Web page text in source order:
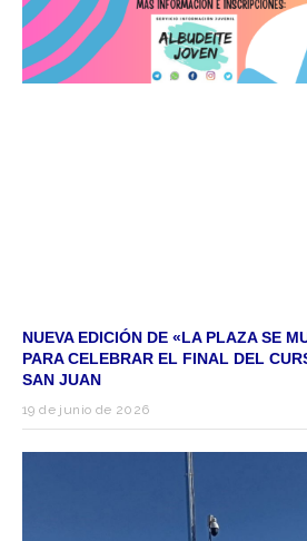
NUEVA EDICIÓN DE «LA PLAZA SE
PARA CELEBRAR EL FINAL DEL
SAN JUAN
19 de junio de 2026